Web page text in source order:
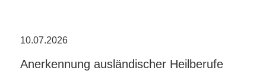
10.07.2026
Anerkennung ausländischer Heilberufe